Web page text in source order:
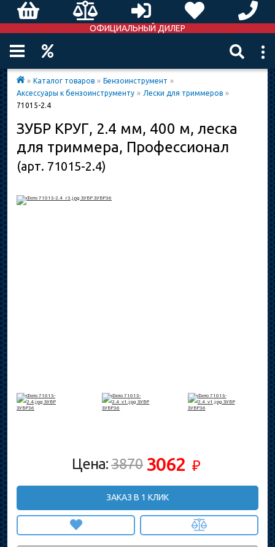
ОФИЦИАЛЬНЫЙ ДИЛЕР
» Каталог товаров » Бензоинструмент »
Аксессуары к бензоинструменту » Лески для триммеров »
71015-2.4
ЗУБР КРУГ, 2.4 мм, 400 м, леска
для триммера, Профессионал
(арт. 71015-2.4)
Цена:3870 3062 ₽
ЗАКАЗ В 1 КЛИК